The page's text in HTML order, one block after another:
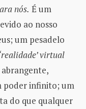
nós. É um
ao nosso
um pesadelo
‘realidade’ virtual
poder infinito; um
do que qualquer